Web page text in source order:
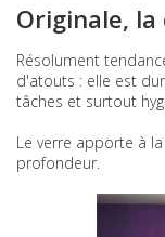
Originale, la
Résolument
d'atouts : elle est
tâches et surtout
Le verre apporte à
profondeur.